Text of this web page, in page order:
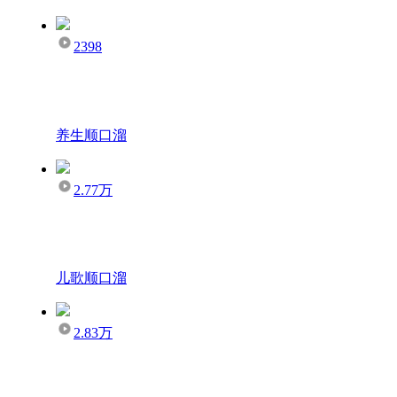
2398
养生顺口溜
2.77万
儿歌顺口溜
2.83万